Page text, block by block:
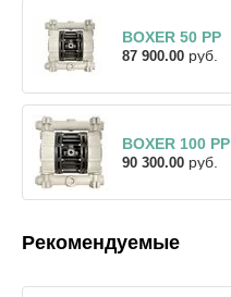
BOXER 50 PP
87 900.00 руб.
BOXER 100 PP
90 300.00 руб.
Рекомендуемые